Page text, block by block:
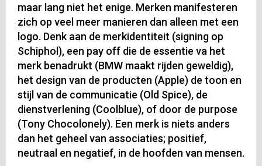
maar lang niet het enige. Merken manifesteren
zich op veel meer manieren dan alleen met een
logo. Denk aan de merkidentiteit (signing op
Schiphol), een pay off die de essentie va het
merk benadrukt (BMW maakt rijden geweldig),
het design van de producten (Apple) de toon en
stijl van de communicatie (Old Spice), de
dienstverlening (Coolblue), of door de purpose
(Tony Chocolonely). Een merk is niets anders
dan het geheel van associaties; positief,
neutraal en negatief, in de hoofden van mensen.